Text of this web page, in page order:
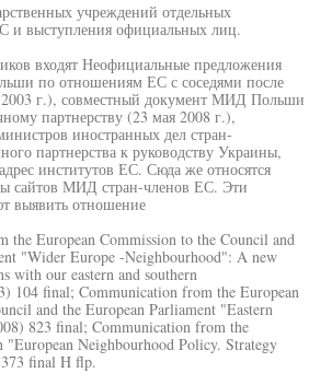
учреждений отдельных
и выступления официальных лиц.
входят Неофициальные предложения
по отношениям ЕС с соседями после
2003 г.), совместный документ МИД Польши
партнерству (23 мая 2008 г.),
иностранных дел стран-
партнерства к руководству Украины,
институтов ЕС. Сюда же относятся
сайтов МИД стран-членов ЕС. Эти
выявить отношение
the European Commission to the Council and
"Wider Europe -Neighbourhood": A new
with our eastern and southern
104 final; Communication from the European
and the European Parliament "Eastern
823 final; Communication from the
"European Neighbourhood Policy. Strategy
final H flp.